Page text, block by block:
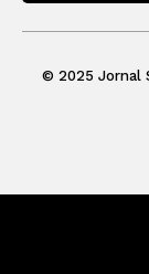
© 2025 Jornal